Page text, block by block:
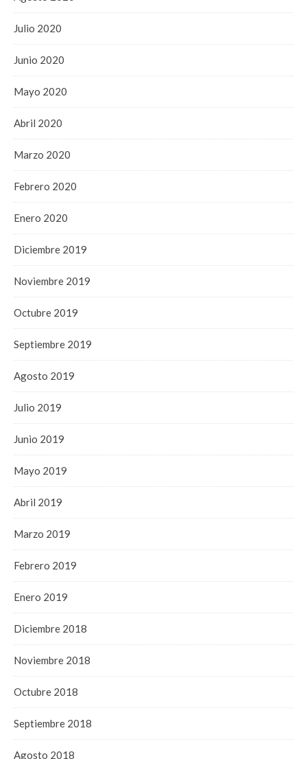
Julio 2020
Junio 2020
Mayo 2020
Abril 2020
Marzo 2020
Febrero 2020
Enero 2020
Diciembre 2019
Noviembre 2019
Octubre 2019
Septiembre 2019
Agosto 2019
Julio 2019
Junio 2019
Mayo 2019
Abril 2019
Marzo 2019
Febrero 2019
Enero 2019
Diciembre 2018
Noviembre 2018
Octubre 2018
Septiembre 2018
Agosto 2018